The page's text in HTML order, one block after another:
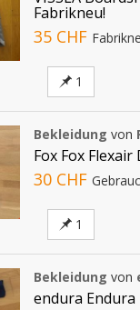
Fabrikneu!
35 CHF
1
Bekleidung von
Fox Fox
30 CHF
1
Bekleidung von
endura